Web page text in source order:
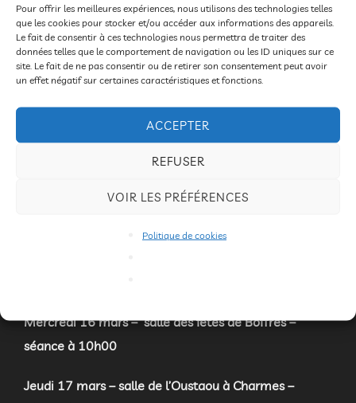
Pour offrir les meilleures expériences, nous utilisons des technologies telles
que les cookies pour stocker et/ou accéder aux informations des appareils.
Le fait de consentir à ces technologies nous permettra de traiter des
données telles que le comportement de navigation ou les ID uniques sur ce
site. Le fait de ne pas consentir ou de retirer son consentement peut avoir
un effet négatif sur certaines caractéristiques et fonctions.
ACCEPTER
REFUSER
VOIR LES PRÉFÉRENCES
Politique de cookies
Parodie burlesque sur l’univers de la piraterie –
Théâtre – Humour – Magie – Jonglerie
Durée une heure.
salle des fêtes de Saint Romain de
Lerps – séance à 14h00
– salle des fêtes à Toulaud – séance à
Mercredi 16 mars– salle des fêtes de Boffres –
séance à 10h00
Jeudi 17 mars– salle de l’Oustaou à Charmes –